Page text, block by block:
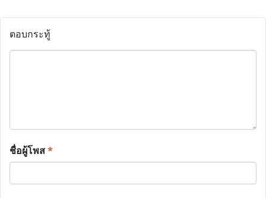
ตอบกระทู้
ชื่อผู้โพส*